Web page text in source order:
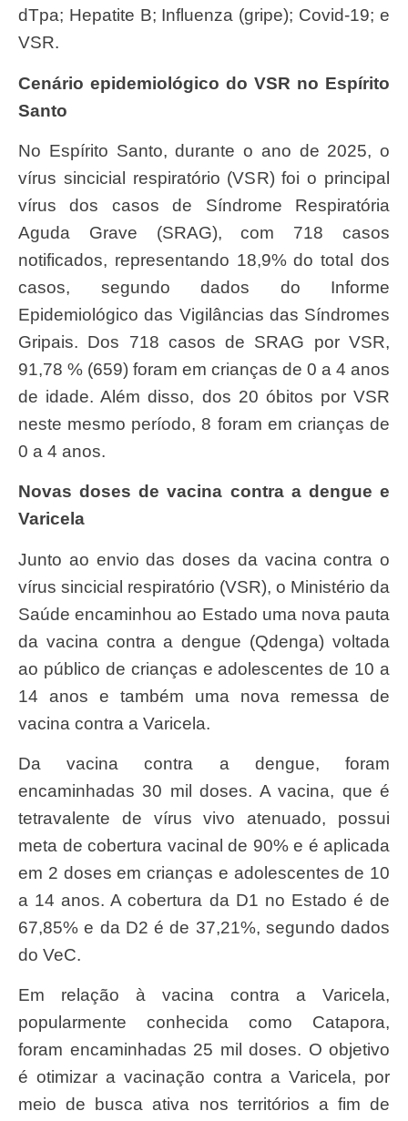
dTpa; Hepatite B; Influenza (gripe); Covid-19; e
VSR.
Cenário epidemiológico do VSR no Espírito
Santo
No Espírito Santo, durante o ano de 2025, o
vírus sincicial respiratório (VSR) foi o principal
vírus dos casos de Síndrome Respiratória
Aguda Grave (SRAG), com 718 casos
notificados, representando 18,9% do total dos
casos, segundo dados do Informe
Epidemiológico das Vigilâncias das Síndromes
Gripais. Dos 718 casos de SRAG por VSR,
91,78 % (659) foram em crianças de 0 a 4 anos
de idade. Além disso, dos 20 óbitos por VSR
neste mesmo período, 8 foram em crianças de
0 a 4 anos.
Novas doses de vacina contra a dengue e
Varicela
Junto ao envio das doses da vacina contra o
vírus sincicial respiratório (VSR), o Ministério da
Saúde encaminhou ao Estado uma nova pauta
da vacina contra a dengue (Qdenga) voltada
ao público de crianças e adolescentes de 10 a
14 anos e também uma nova remessa de
vacina contra a Varicela.
Da vacina contra a dengue, foram
encaminhadas 30 mil doses. A vacina, que é
tetravalente de vírus vivo atenuado, possui
meta de cobertura vacinal de 90% e é aplicada
em 2 doses em crianças e adolescentes de 10
a 14 anos. A cobertura da D1 no Estado é de
67,85% e da D2 é de 37,21%, segundo dados
do VeC.
Em relação à vacina contra a Varicela,
popularmente conhecida como Catapora,
foram encaminhadas 25 mil doses. O objetivo
é otimizar a vacinação contra a Varicela, por
meio de busca ativa nos territórios a fim de